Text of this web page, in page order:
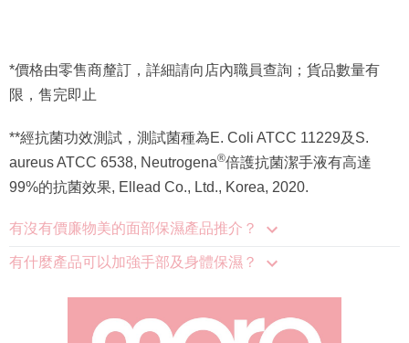
*價格由零售商釐訂，詳細請向店內職員查詢；貨品數量有
限，售完即止
**經抗菌功效測試，測試菌種為E. Coli ATCC 11229及S.
aureus ATCC 6538, Neutrogena®倍護抗菌潔手液有高達
99%的抗菌效果, Ellead Co., Ltd., Korea, 2020.
有沒有價廉物美的面部保濕產品推介？
有什麼產品可以加強手部及身體保濕？